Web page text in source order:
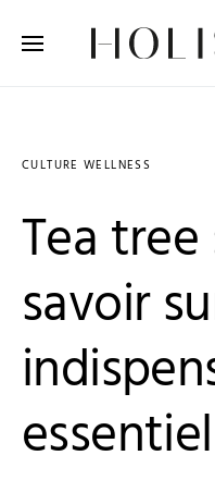
CULTURE WELLNESS
Tea
savoir